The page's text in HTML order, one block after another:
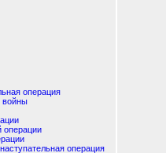
операция
войны
операции
операция